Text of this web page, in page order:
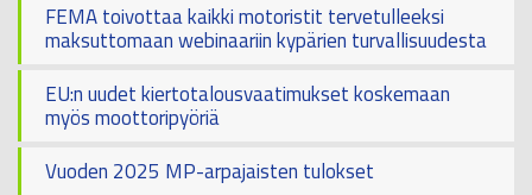
FEMA toivottaa kaikki motoristit tervetulleeksi
maksuttomaan webinaariin kypärien turvallisuudesta
EU:n uudet kiertotalousvaatimukset koskemaan
myös moottoripyöriä
Vuoden 2025 MP-arpajaisten tulokset